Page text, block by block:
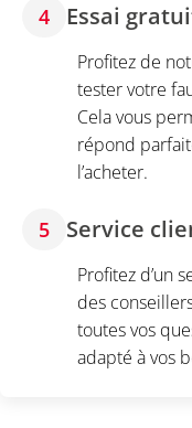
4 Essai
Profitez de
tester votre
Cela vous
répond
l’acheter.
5 Service
Profitez d’un
des
toutes vos
adapté à vos